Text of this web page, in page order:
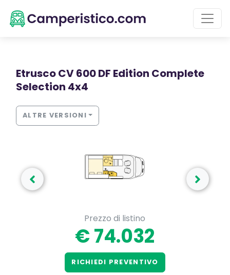
Etrusco CV 600 DF Edition Complete
Selection 4x4
ALTRE VERSIONI
Prezzo di listino
€ 74.032
RICHIEDI PREVENTIVO